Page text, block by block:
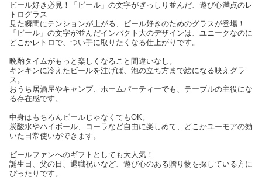
ビール好き必見！「ビール」の文字がぎっしり並んだ、遊び心満点のレ
トログラス
見た瞬間にテンションが上がる、ビール好きのためのグラスが登場！
「ビール」の文字が並んだインパクト大のデザインは、ユニークなのに
どこかレトロで、つい手に取りたくなる仕上がりです。
晩酌タイムがもっと楽しくなること間違いなし。
キンキンに冷えたビールを注げば、泡の立ち方まで絵になる映えグラ
ス。
おうち居酒屋やキャンプ、ホームパーティーでも、テーブルの主役にな
る存在感です。
中身はもちろんビールじゃなくてもOK。
炭酸水やハイボール、コーラなど自由に楽しめて、どこかユーモアの効
いた日常使いができます。
ビールファンへのギフトとしても大人気！
誕生日、父の日、退職祝いなど、遊び心のある贈り物を探している方に
ぴったりです。